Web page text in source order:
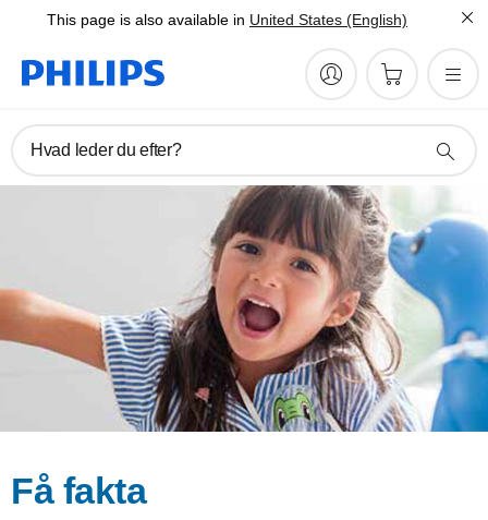
This page is also available in United States (English)
Hvad leder du efter?
Få fakta